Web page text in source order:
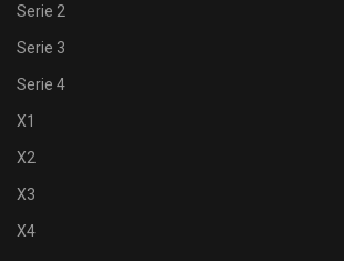
Serie 2
Serie 3
Serie 4
X1
X2
X3
X4